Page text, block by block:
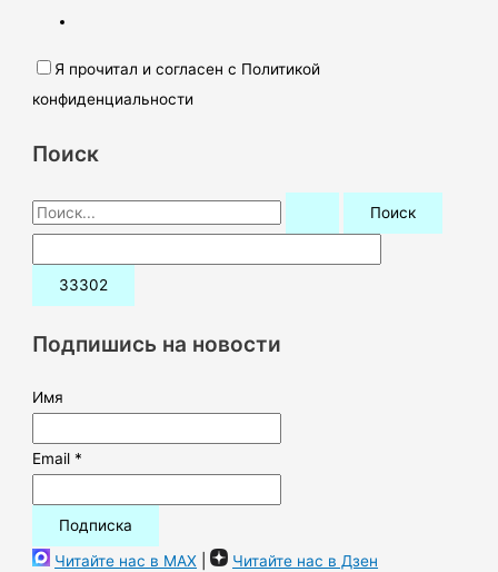
Я прочитал и согласен с Политикой
конфиденциальности
Поиск
П
о
и
:Подпишись на новости
Имя
Email *
Читайте нас в MAX | Читайте нас в Дзен